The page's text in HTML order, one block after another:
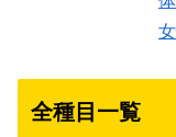
全種目一覧